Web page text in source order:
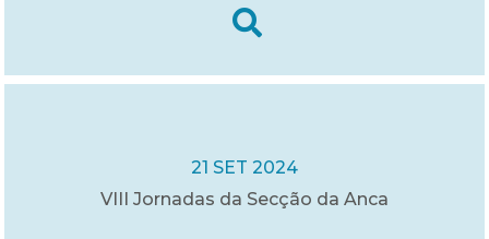
21 SET 2024
VIII Jornadas da Secção da Anca